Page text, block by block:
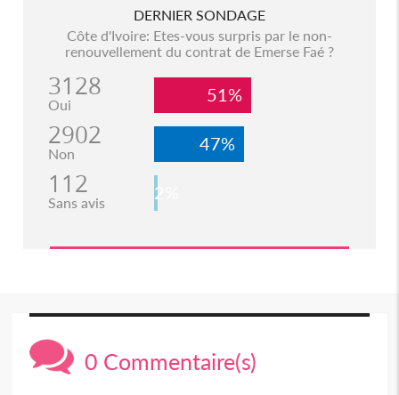
DERNIER SONDAGE
Côte d'Ivoire: Etes-vous surpris par le non-
renouvellement du contrat de Emerse Faé ?
3128
Oui 51%
2902
Non 47%
112
Sans avis 2%
0 Commentaire(s)